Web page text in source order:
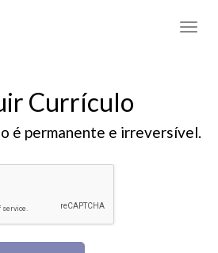
Currículo
é permanente e irreversível.